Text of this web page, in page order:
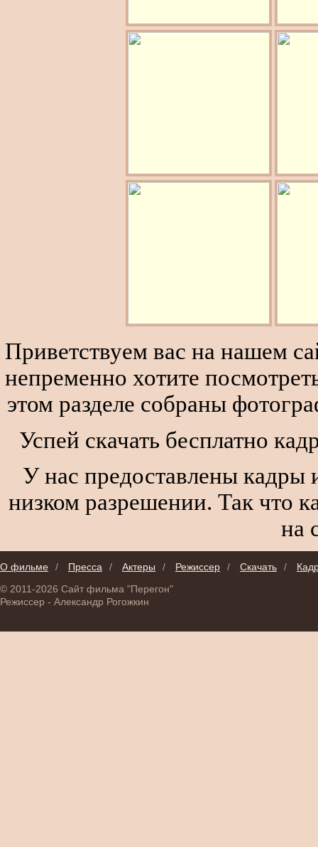
Приветствуем вас на нашем
непременно хотите
этом разделе собраны
Успей скачать бесплатно
У нас предоставлены кадры
низком разрешении. Так что
на
О фильме / Пресса / Актеры / Режиссер / Скачать /
© 2011-2026 Сайт фильма "Перегон"
Режиссер - Александр Рогожкин